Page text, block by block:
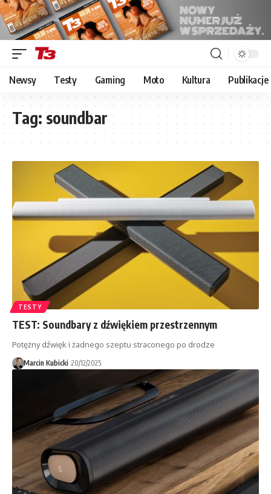
Newsy Testy Gaming Moto Kultura Publikacje
Tag: soundbar
TESTY
TEST: Soundbary z dźwiękiem przestrzennym
Potężny dźwięk i żadnego szeptu straconego po drodze
Marcin Kubicki 20/12/2025